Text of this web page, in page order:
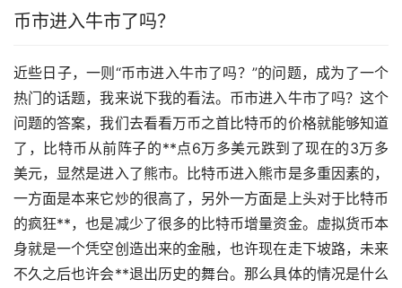
币市进入牛市了吗？
近些日子，一则“币市进入牛市了吗？”的问题，成为了一个
热门的话题，我来说下我的看法。币市进入牛市了吗？这个
问题的答案，我们去看看万币之首比特币的价格就能够知道
了，比特币从前阵子的**点6万多美元跌到了现在的3万多
美元，显然是进入了熊市。比特币进入熊市是多重因素的，
一方面是本来它炒的很高了，另外一方面是上头对于比特币
的疯狂**，也是减少了很多的比特币增量资金。 虚拟货币本
身就是一个凭空创造出来的金融，也许现在走下坡路，未来
不久之后也许会**退出历史的舞台。那么具体的情况是什么